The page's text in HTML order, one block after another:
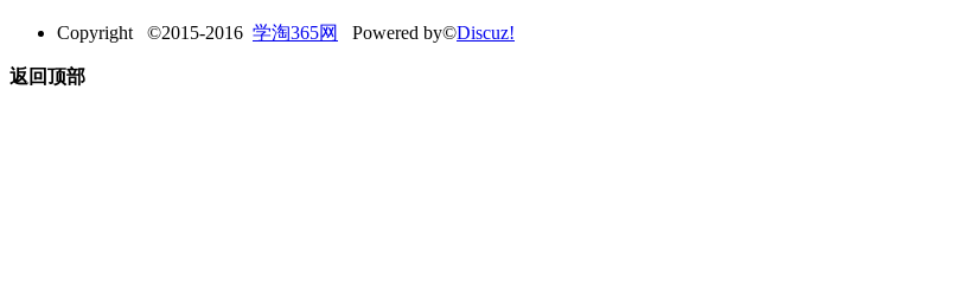
Copyright ©2015-2016 学淘365网 Powered by©Discuz!
返回顶部